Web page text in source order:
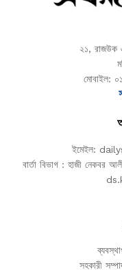
২১, রাজউক
মোবাইল:
ইমেইল:
বার্তা বিভাগ : হাজী নেকবর
সহকারী